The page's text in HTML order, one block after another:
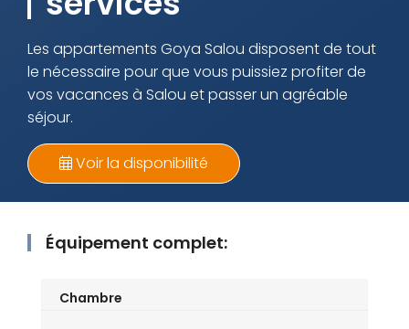
Les appartements Goya Salou disposent de tout
le nécessaire pour que vous puissiez profiter de
vos vacances à Salou et passer un agréable
séjour.
Voir la disponibilité
Équipement complet:
Chambre